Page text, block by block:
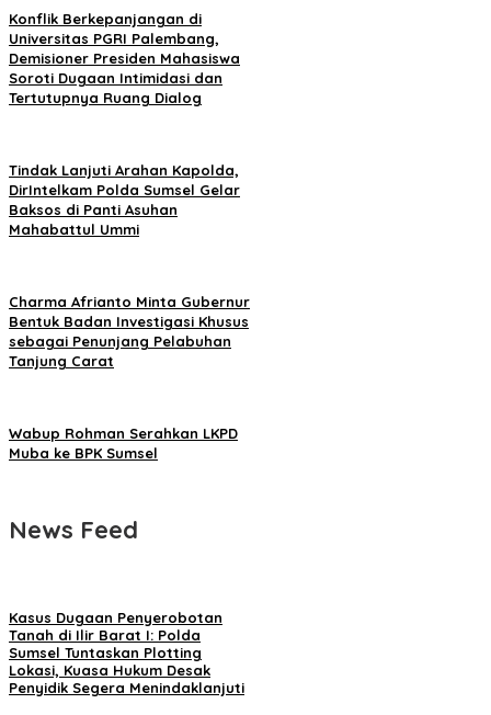
Konflik Berkepanjangan di
Universitas PGRI Palembang,
Demisioner Presiden Mahasiswa
Soroti Dugaan Intimidasi dan
Tertutupnya Ruang Dialog
Tindak Lanjuti Arahan Kapolda,
DirIntelkam Polda Sumsel Gelar
Baksos di Panti Asuhan
Mahabattul Ummi
Charma Afrianto Minta Gubernur
Bentuk Badan Investigasi Khusus
sebagai Penunjang Pelabuhan
Tanjung Carat
Wabup Rohman Serahkan LKPD
Muba ke BPK Sumsel
News Feed
Kasus Dugaan Penyerobotan
Tanah di Ilir Barat I: Polda
Sumsel Tuntaskan Plotting
Lokasi, Kuasa Hukum Desak
Penyidik Segera Menindaklanjuti